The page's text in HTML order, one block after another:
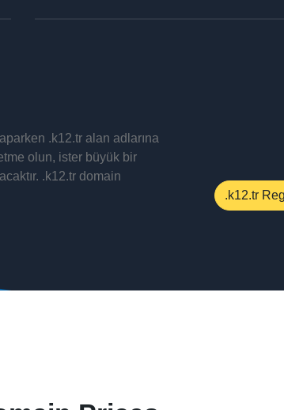
.k12.tr alan adlarına
olun, ister büyük bir
.k12.tr domain
.k12.tr